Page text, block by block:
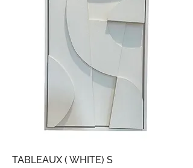
TABLEAUX ( WHITE) S